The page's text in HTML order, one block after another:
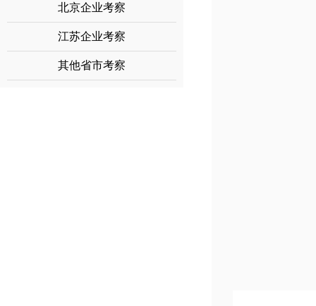
北京企业考察
江苏企业考察
其他省市考察